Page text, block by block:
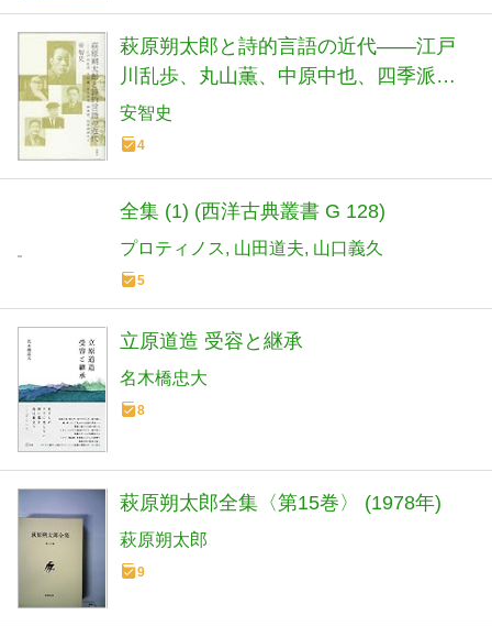
萩原朔太郎と詩的言語の近代――江戸
川乱歩、丸山薫、中原中也、四季派、
民衆詩派など
安智史
4
全集 (1) (西洋古典叢書 G 128)
プロティノス 山田道夫 山口義久
5
立原道造 受容と継承
名木橋忠大
萩原朔太郎全集〈第15巻〉 (1978年)
萩原朔太郎